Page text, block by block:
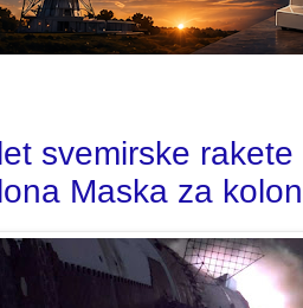
svemirske rakete
Maska za